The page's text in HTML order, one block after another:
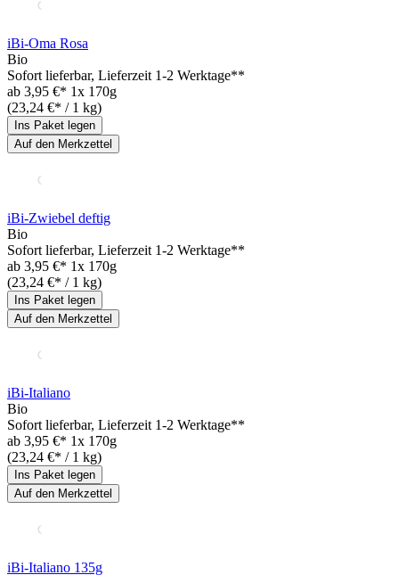
iBi-Oma Rosa
Bio
Sofort lieferbar, Lieferzeit 1-2 Werktage**
ab 3,95 €* 1x 170g
(23,24 €* / 1 kg)
Ins Paket legen
Auf den Merkzettel
iBi-Zwiebel deftig
Bio
Sofort lieferbar, Lieferzeit 1-2 Werktage**
ab 3,95 €* 1x 170g
(23,24 €* / 1 kg)
Ins Paket legen
Auf den Merkzettel
iBi-Italiano
Bio
Sofort lieferbar, Lieferzeit 1-2 Werktage**
ab 3,95 €* 1x 170g
(23,24 €* / 1 kg)
Ins Paket legen
Auf den Merkzettel
iBi-Italiano 135g